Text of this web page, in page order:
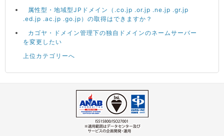
属性型・地域型JPドメイン（.co.jp .or.jp .ne.jp .gr.jp
.ed.jp .ac.jp .go.jp）の取得はできますか？
カゴヤ・ドメイン管理下の独自ドメインのネームサーバー
を変更したい
上位カテゴリーへ